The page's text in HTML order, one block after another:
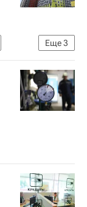
Еще3
Министерство строительства и жилищно-коммунального хозяйства РФ (Минстрой России)